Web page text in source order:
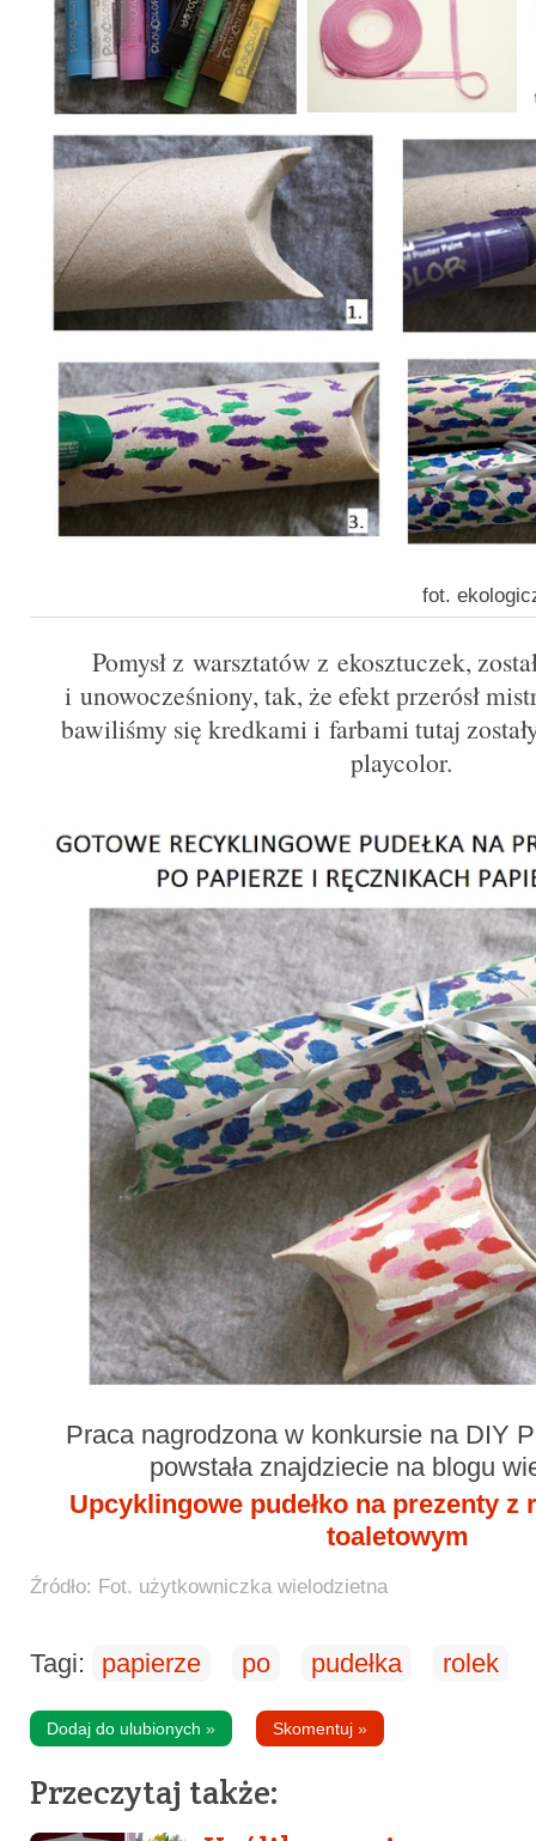
fot.
Pomysł z warsztatów z ekosztuczek,
i unowocześniony, tak, że efekt przerósł
bawiliśmy się kredkami i farbami tutaj
playcolor.
Praca nagrodzona w konkursie na DIY
powstała znajdziecie na blogu
Upcyklingowe pudełko na prezenty z
toaletowym
Źródło: Fot. użytkowniczka wielodzietna
Tagi: papierze po pudełka rolek
Dodaj do ulubionych » Skomentuj »
Przeczytaj także: